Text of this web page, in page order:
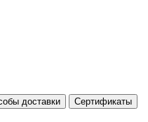
доставки
Сертификаты